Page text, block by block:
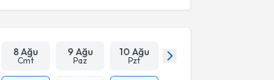
8 Ağu
Cmt
9 Ağu
Paz
10 Ağu
Pzt